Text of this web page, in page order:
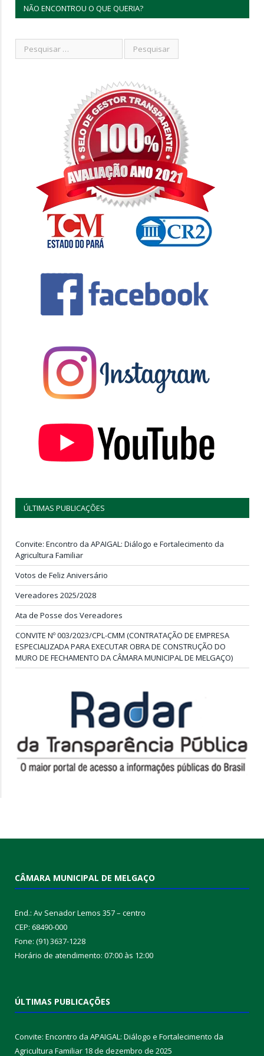
NÃO ENCONTROU O QUE QUERIA?
ÚLTIMAS PUBLICAÇÕES
Convite: Encontro da APAIGAL: Diálogo e Fortalecimento da
Agricultura Familiar
Votos de Feliz Aniversário
Vereadores 2025/2028
Ata de Posse dos Vereadores
CONVITE Nº 003/2023/CPL-CMM (CONTRATAÇÃO DE EMPRESA
ESPECIALIZADA PARA EXECUTAR OBRA DE CONSTRUÇÃO DO
MURO DE FECHAMENTO DA CÂMARA MUNICIPAL DE MELGAÇO)
CÂMARA MUNICIPAL DE MELGAÇO
End.: Av Senador Lemos 357 – centro
CEP: 68490-000
Fone: (91) 3637-1228
Horário de atendimento: 07:00 às 12:00
ÚLTIMAS PUBLICAÇÕES
Convite: Encontro da APAIGAL: Diálogo e Fortalecimento da
Agricultura Familiar 18 de dezembro de 2025